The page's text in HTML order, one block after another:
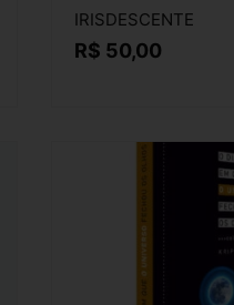
IRISDESCENTE
R$ 50,00